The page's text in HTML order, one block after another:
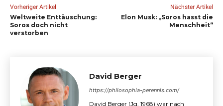
Vorheriger Artikel
Weltweite Enttäuschung:
Soros doch nicht
verstorben
Nächster Artikel
Elon Musk: „Soros hasst die
Menschheit“
David Berger
https://philosophia-perennis.com/
David Berger (Jg. 1968) war nach